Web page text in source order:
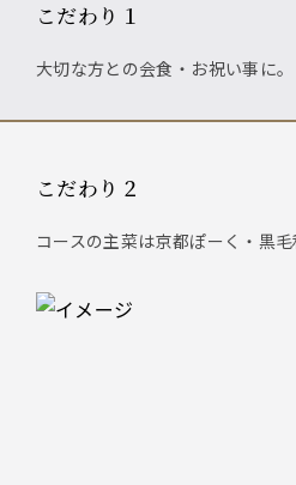
こだわり１
大切な方との会食・お祝い事に。
こだわり２
コースの主菜は京都ぽーく・黒毛